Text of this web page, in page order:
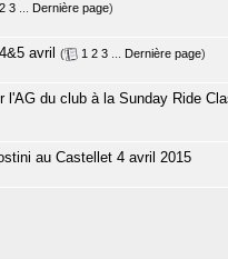
2 3 Dernière page)
avril ( 1 2 3 Dernière page)
l'AG du club à la Sunday Ride
au Castellet 4 avril 2015